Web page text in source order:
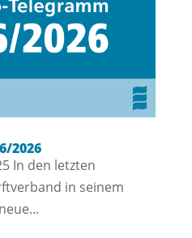
2026
In den letzten
in seinem